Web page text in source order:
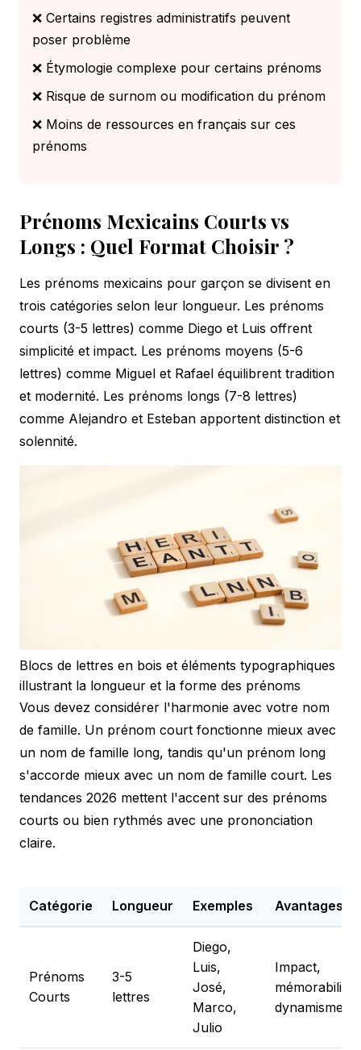
❌ Certains registres administratifs peuvent
poser problème
❌ Étymologie complexe pour certains prénoms
❌ Risque de surnom ou modification du prénom
❌ Moins de ressources en français sur ces
prénoms
Prénoms Mexicains Courts vs
Longs : Quel Format Choisir ?
Les prénoms mexicains pour garçon se divisent en
trois catégories selon leur longueur. Les prénoms
courts (3-5 lettres) comme Diego et Luis offrent
simplicité et impact. Les prénoms moyens (5-6
lettres) comme Miguel et Rafael équilibrent tradition
et modernité. Les prénoms longs (7-8 lettres)
comme Alejandro et Esteban apportent distinction et
solennité.
Blocs de lettres en bois et éléments typographiques
illustrant la longueur et la forme des prénoms
Vous devez considérer l'harmonie avec votre nom
de famille. Un prénom court fonctionne mieux avec
un nom de famille long, tandis qu'un prénom long
s'accorde mieux avec un nom de famille court. Les
tendances 2026 mettent l'accent sur des prénoms
courts ou bien rythmés avec une prononciation
claire.
Catégorie Longueur Exemples Avantages
Prénoms
Courts
3-5
lettres
Diego,
Luis,
José,
Marco,
Julio
Impact,
mémorabilité,
dynamisme